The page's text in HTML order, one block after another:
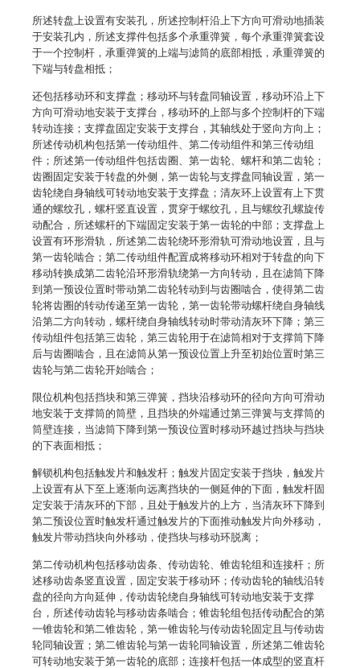
所述转盘上设置有安装孔，所述控制杆沿上下方向可滑动地插装
于安装孔内，所述支撑件包括多个承重弹簧，每个承重弹簧套设
于一个控制杆，承重弹簧的上端与滤筒的底部相抵，承重弹簧的
下端与转盘相抵；
还包括移动环和支撑盘；移动环与转盘同轴设置，移动环沿上下
方向可滑动地安装于支撑台，移动环的上部与多个控制杆的下端
转动连接；支撑盘固定安装于支撑台，其轴线处于竖向方向上；
所述传动机构包括第一传动组件、第二传动组件和第三传动组
件；所述第一传动组件包括齿圈、第一齿轮、螺杆和第二齿轮；
齿圈固定安装于转盘的外侧，第一齿轮与支撑盘同轴设置，第一
齿轮绕自身轴线可转动地安装于支撑盘；清灰环上设置有上下贯
通的螺纹孔，螺杆竖直设置，贯穿于螺纹孔，且与螺纹孔螺旋传
动配合，所述螺杆的下端固定安装于第一齿轮的中部；支撑盘上
设置有环形滑轨，所述第二齿轮绕环形滑轨可滑动地设置，且与
第一齿轮啮合；第二传动组件配置成将移动环相对于转盘的向下
移动转换成第二齿轮沿环形滑轨绕第一方向转动，且在滤筒下降
到第一预设位置时带动第二齿轮转动到与齿圈啮合，使得第二齿
轮将齿圈的转动传递至第一齿轮，第一齿轮带动螺杆绕自身轴线
沿第二方向转动，螺杆绕自身轴线转动时带动清灰环下降；第三
传动组件包括第三齿轮，第三齿轮用于在滤筒相对于支撑筒下降
后与齿圈啮合，且在滤筒从第一预设位置上升至初始位置时第三
齿轮与第二齿轮开始啮合；
限位机构包括挡块和第三弹簧，挡块沿移动环的径向方向可滑动
地安装于支撑筒的筒壁，且挡块的外端通过第三弹簧与支撑筒的
筒壁连接，当滤筒下降到第一预设位置时移动环越过挡块与挡块
的下表面相抵；
解锁机构包括触发片和触发杆；触发片固定安装于挡块，触发片
上设置有从下至上逐渐向远离挡块的一侧延伸的下面，触发杆固
定安装于清灰环的下部，且处于触发片的上方，当清灰环下降到
第二预设位置时触发杆通过触发片的下面推动触发片向外移动，
触发片带动挡块向外移动，使挡块与移动环脱离；
第二传动机构包括移动齿条、传动齿轮、锥齿轮组和连接杆；所
述移动齿条竖直设置，固定安装于移动环；传动齿轮的轴线沿转
盘的径向方向延伸，传动齿轮绕自身轴线可转动地安装于支撑
台，所述传动齿轮与移动齿条啮合；锥齿轮组包括传动配合的第
一锥齿轮和第二锥齿轮，第一锥齿轮与传动齿轮固定且与传动齿
轮同轴设置；第二锥齿轮与第一齿轮同轴设置，所述第二锥齿轮
可转动地安装于第一齿轮的底部；连接杆包括一体成型的竖直杆